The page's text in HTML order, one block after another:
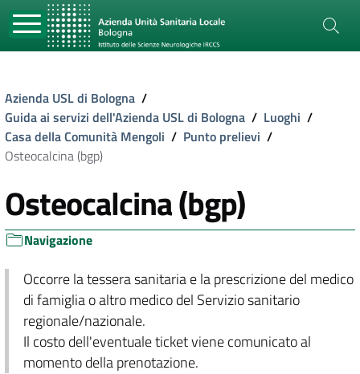
Azienda USL di Bologna /
Guida ai servizi dell'Azienda USL di Bologna / Luoghi /
Casa della Comunità Mengoli / Punto prelievi /
Osteocalcina (bgp)
Osteocalcina (bgp)
Navigazione
Occorre la tessera sanitaria e la prescrizione del medico
di famiglia o altro medico del Servizio sanitario
regionale/nazionale.
Il costo dell'eventuale ticket viene comunicato al
momento della prenotazione.